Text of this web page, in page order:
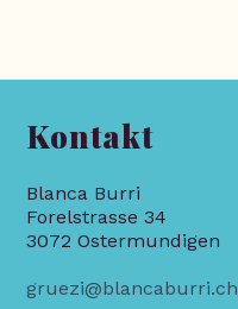
Kontakt
Blanca Burri
Forelstrasse 34
3072 Ostermundigen
gruezi@blancaburri.ch